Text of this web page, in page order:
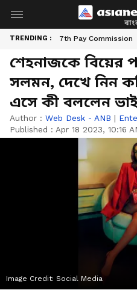
TRENDING : 7th Pay Commission
শেহনাজকে বিয়ের
সলমন, দেখে নিন
এসে কী বললেন
Author : Web Desk - ANB |
Published : Apr 18 2023, 10:16
Image Credit: Social Media